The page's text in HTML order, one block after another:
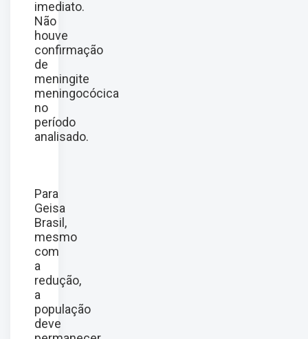
imediato.
Não
houve
confirmação
de
meningite
meningocócica
no
período
analisado.
Para
Geisa
Brasil,
mesmo
com
a
redução,
a
população
deve